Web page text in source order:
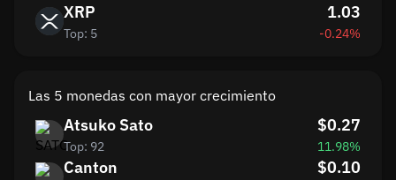
XRP
Top: 5
1.03
-0.24%
Las 5 monedas con mayor crecimiento
Atsuko Sato
Top: 92
$0.27
11.98%
Canton $0.10